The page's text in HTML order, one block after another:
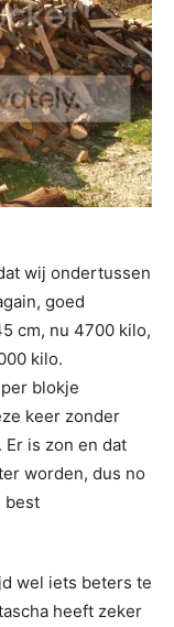
wij ondertussen
goed
cm, nu 4700 kilo,
kilo.
blokje
keer zonder
is zon en dat
worden, dus no
best
wel iets beters te
heeft zeker